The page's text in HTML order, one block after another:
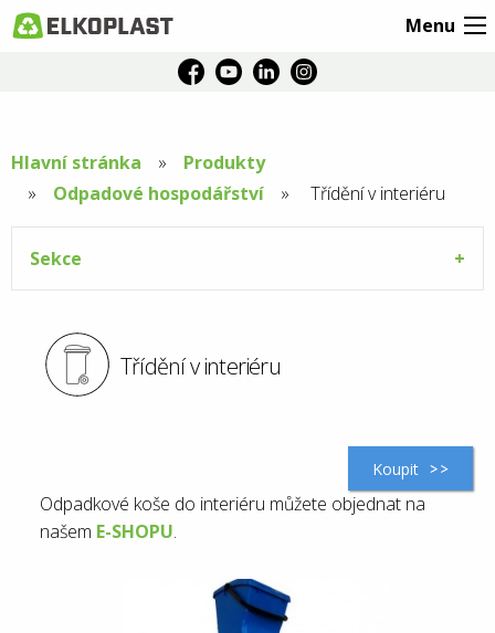
Menu
Hlavní stránka
Produkty
Odpadové hospodářství
Aktuální
stránka:
Třídění v interiéru
Sekce
Třídění v interiéru
Koupit
Odpadkové koše do interiéru můžete objednat na
našem E-SHOPU.